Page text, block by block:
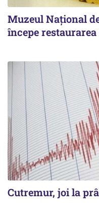
Muzeul Național
începe
Cutremur, joi la